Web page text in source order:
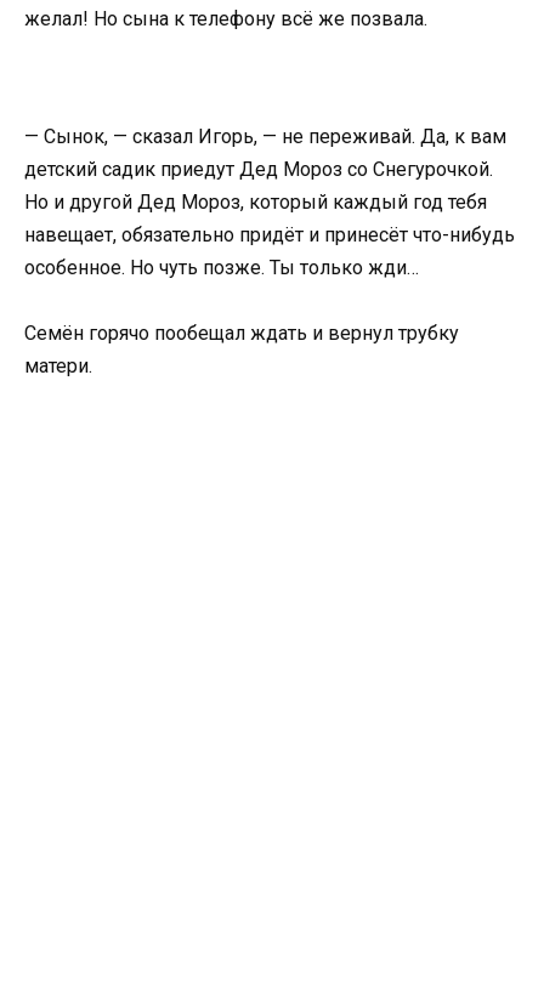
желал! Но сына к телефону всё же позвала.
— Сынок, — сказал Игорь, — не переживай. Да, к вам
детский садик приедут Дед Мороз со Снегурочкой.
Но и другой Дед Мороз, который каждый год тебя
навещает, обязательно придёт и принесёт что-нибудь
особенное. Но чуть позже. Ты только жди…
Семён горячо пообещал ждать и вернул трубку
матери.